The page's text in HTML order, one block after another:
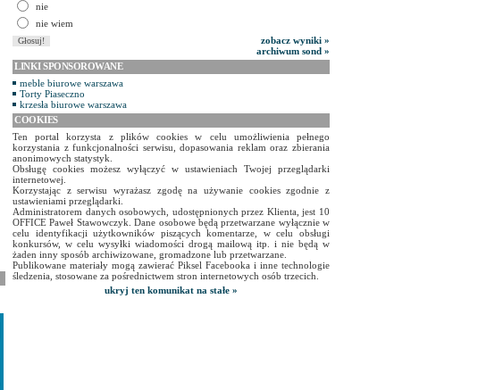
nie
nie wiem
zobacz wyniki »
archiwum sond »
LINKI SPONSOROWANE
meble biurowe warszawa
Torty Piaseczno
krzesła biurowe warszawa
COOKIES
Ten portal korzysta z plików cookies w celu umożliwienia pełnego
korzystania z funkcjonalności serwisu, dopasowania reklam oraz zbierania
anonimowych statystyk.
Obsługę cookies możesz wyłączyć w ustawieniach Twojej przeglądarki
internetowej.
Korzystając z serwisu wyrażasz zgodę na używanie cookies zgodnie z
ustawieniami przeglądarki.
Administratorem danych osobowych, udostępnionych przez Klienta, jest 10
OFFICE Paweł Stawowczyk. Dane osobowe będą przetwarzane wyłącznie w
celu identyfikacji użytkowników piszących komentarze, w celu obsługi
konkursów, w celu wysyłki wiadomości drogą mailową itp. i nie będą w
żaden inny sposób archiwizowane, gromadzone lub przetwarzane.
Publikowane materiały mogą zawierać Piksel Facebooka i inne technologie
śledzenia, stosowane za pośrednictwem stron internetowych osób trzecich.
ukryj ten komunikat na stałe »